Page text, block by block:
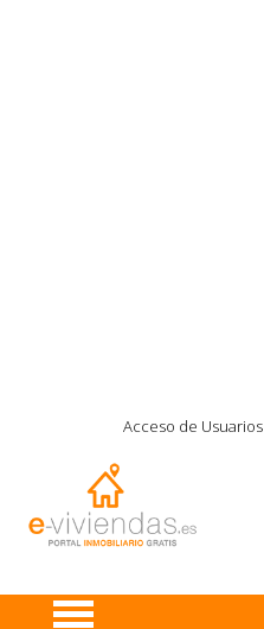
Acceso de Usuarios